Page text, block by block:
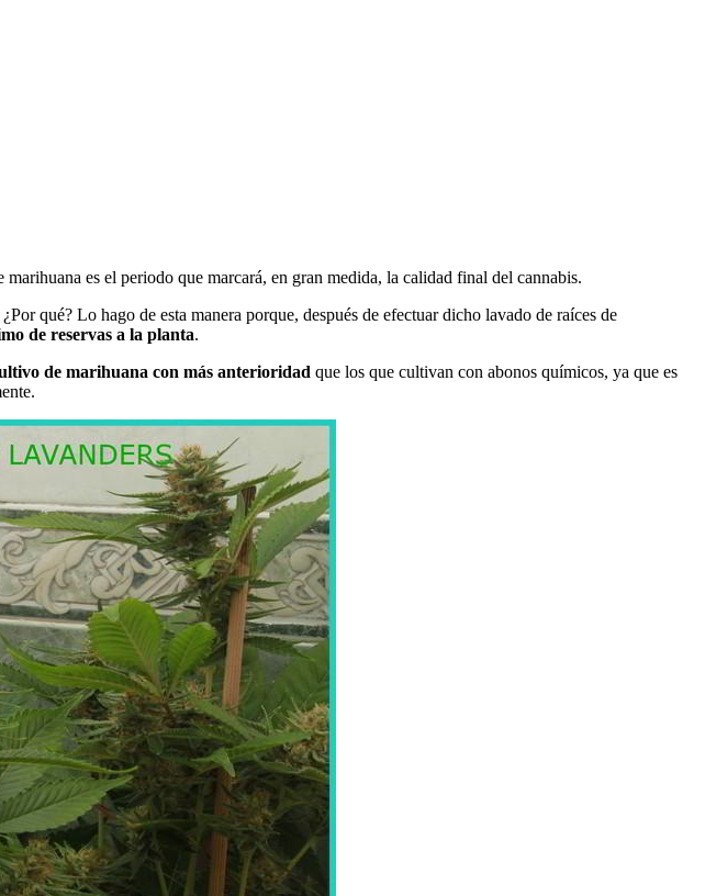
es el periodo que marcará, en gran medida, la calidad final del cannabis.
¿Por qué? Lo hago de esta manera porque, después de efectuar dicho lavado de raíces de
de reservas a la planta.
de marihuana con más anterioridad que los que cultivan con abonos químicos, ya que es